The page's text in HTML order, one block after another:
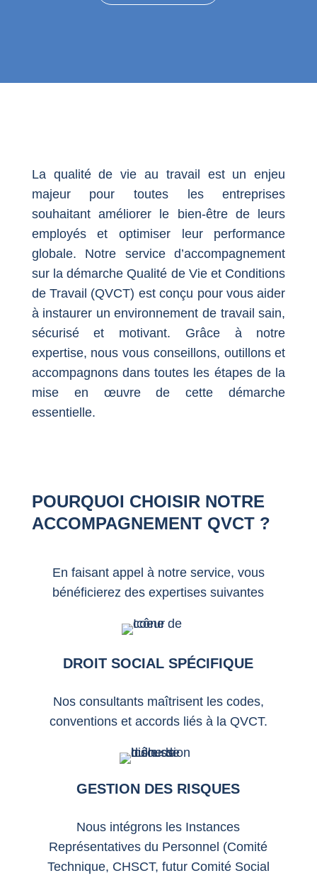
La qualité de vie au travail est un enjeu
majeur pour toutes les entreprises
souhaitant améliorer le bien-être de leurs
employés et optimiser leur performance
globale. Notre service d’accompagnement
sur la démarche Qualité de Vie et Conditions
de Travail (QVCT) est conçu pour vous aider
à instaurer un environnement de travail sain,
sécurisé et motivant. Grâce à notre
expertise, nous vous conseillons, outillons et
accompagnons dans toutes les étapes de la
mise en œuvre de cette démarche
essentielle.
POURQUOI CHOISIR NOTRE
ACCOMPAGNEMENT QVCT ?
En faisant appel à notre service, vous
bénéficierez des expertises suivantes
DROIT SOCIAL SPÉCIFIQUE
Nos consultants maîtrisent les codes,
conventions et accords liés à la QVCT.
GESTION DES RISQUES
Nous intégrons les Instances
Représentatives du Personnel (Comité
Technique, CHSCT, futur Comité Social